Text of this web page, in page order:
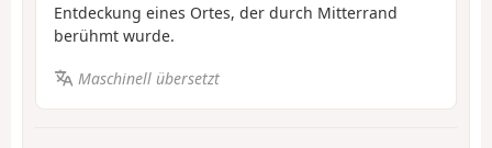
Entdeckung eines Ortes, der durch Mitterrand
berühmt wurde.
Maschinell übersetzt